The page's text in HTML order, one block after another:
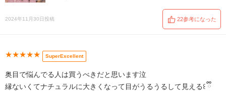
2024年11月30日投稿 22参考になった
★★★★★ SuperExcellent
奥目で悩んでる人は買うべきだと思います泣
縁ないくてナチュラルに大きくなって目がうるうるして見える꒰ ྀི